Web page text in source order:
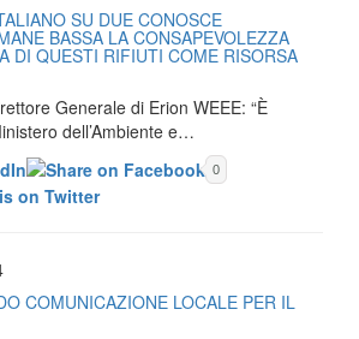
SU DUE CONOSCE
BASSA LA CONSAPEVOLEZZA
DI QUESTI RIFIUTI COME RISORSA
Generale di Erion WEEE: “È
dell’Ambiente e…
0
COMUNICAZIONE LOCALE PER IL